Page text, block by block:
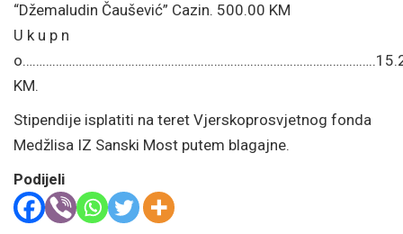
“Džemaludin Čaušević” Cazin. 500.00 KM
U k u p n
KM.
Stipendije isplatiti na teret Vjerskoprosvjetnog fonda
Medžlisa IZ Sanski Most putem blagajne.
Podijeli